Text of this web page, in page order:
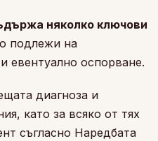
няколко ключови
подлежи на
евентуално оспорване.
диагноза и
като за всяко от тях
съгласно Наредбата